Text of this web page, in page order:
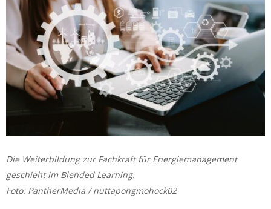
Die Weiterbildung zur Fachkraft für Energiemanagement
geschieht im Blended Learning.
Foto: PantherMedia / nuttapongmohock02